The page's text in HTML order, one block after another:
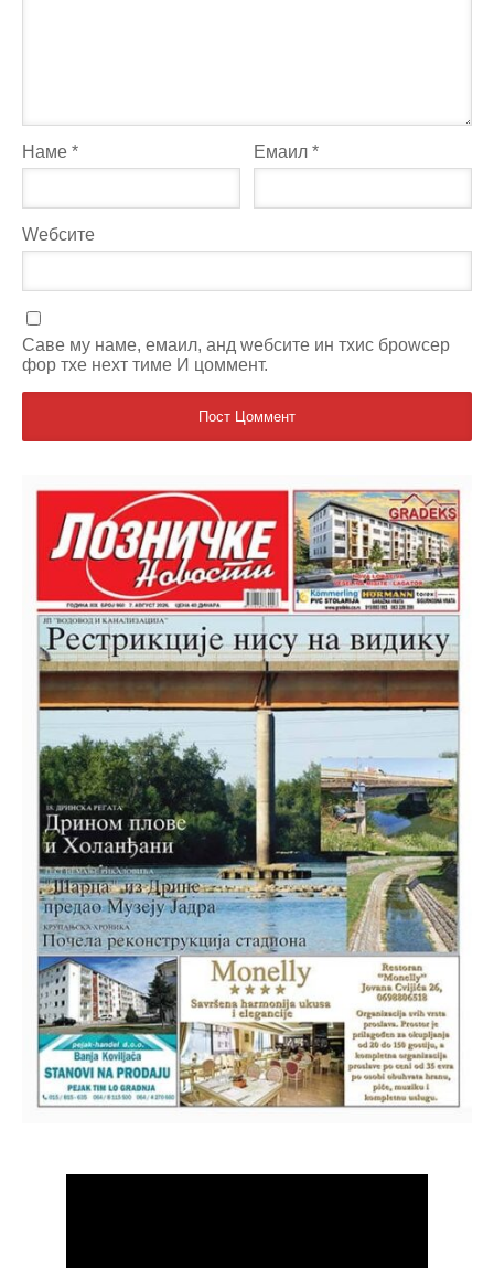
Наме * Емаил*
Wебсите
Саве мy наме, емаил, анд wебсите ин тхис броwсер
фор тхе неxт тиме И цоммент.